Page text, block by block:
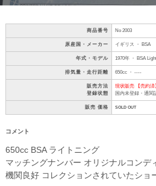
商品番号 No 2003
原産国・メーカー イギリス ・ BSA
年式・モデル 1970年 ・ BSA
排気量・走行距離 650cc ・ ----
販売方法
登録状態
現状販売 【売約済
国内未登録・通関
販売 価格 SOLD OUT
コメント
650cc BSA ライトニング
マッチングナンバー オリジナルコンデ
機関良好 コレクションされていたショ